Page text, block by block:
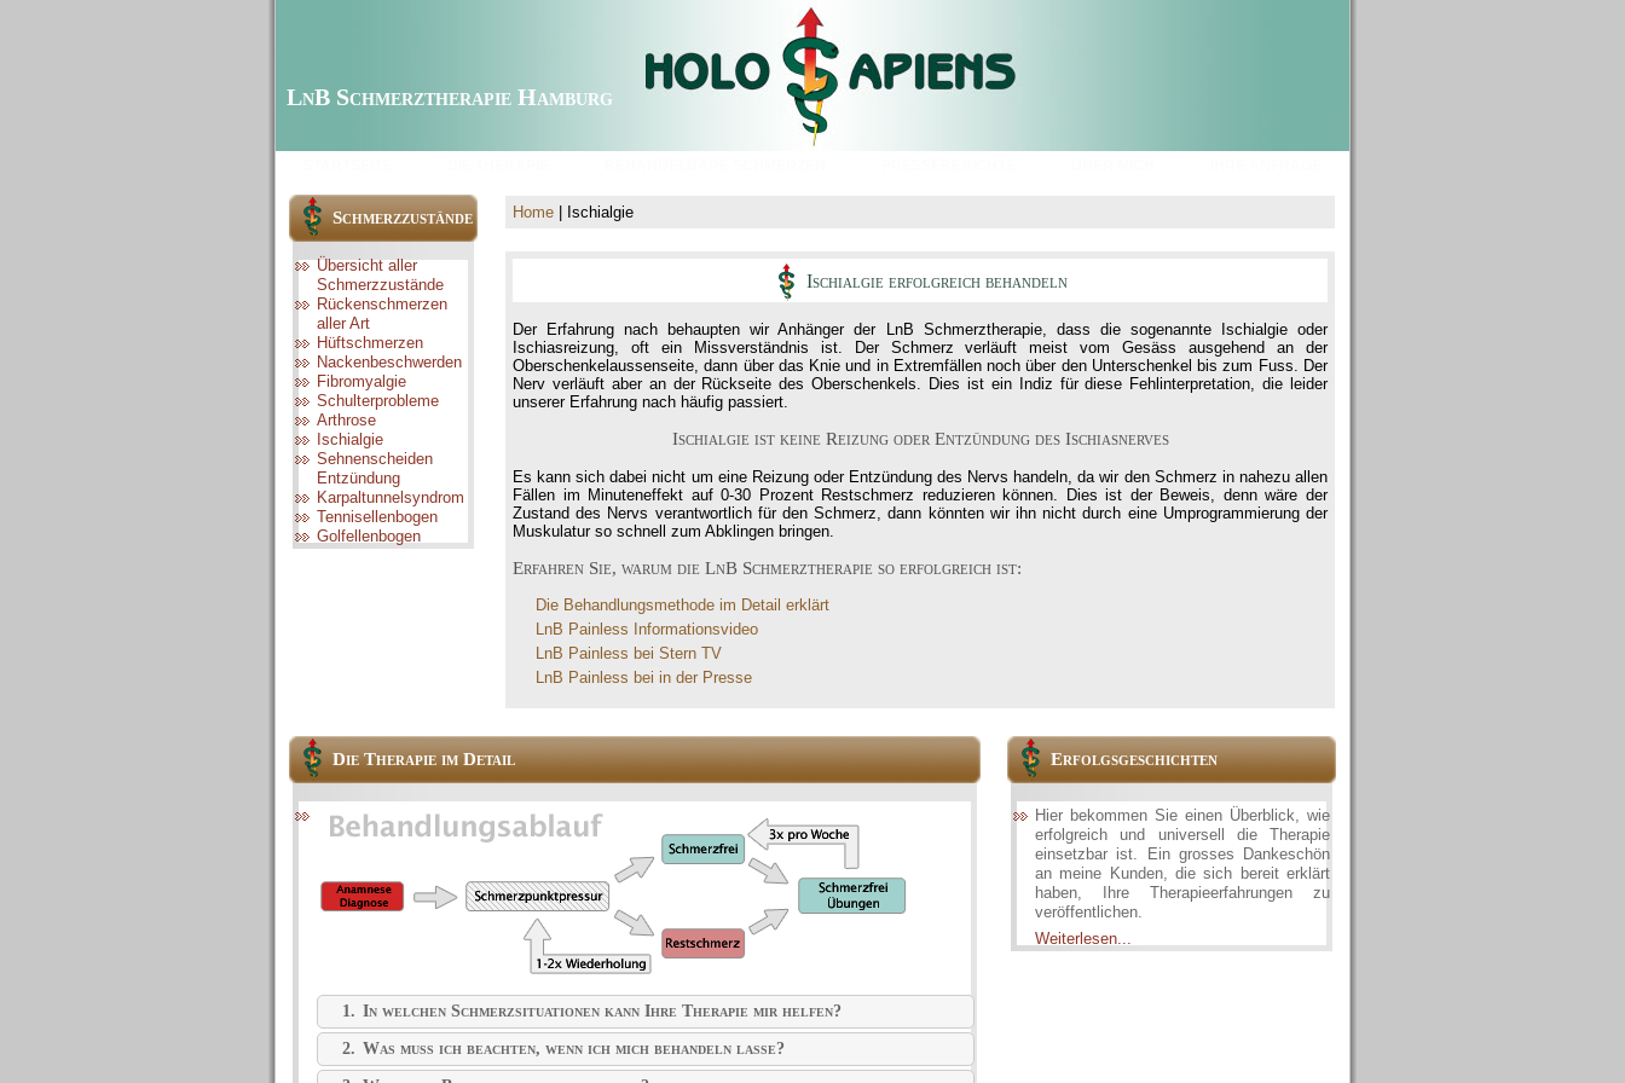
LnB Schmerztherapie Hamburg
Schmerzzustände
Übersicht aller
Schmerzzustände
Rückenschmerzen
aller Art
Hüftschmerzen
Nackenbeschwerden
Fibromyalgie
Schulterprobleme
Arthrose
Ischialgie
Sehnenscheiden
Entzündung
Karpaltunnelsyndrom
Tennisellenbogen
Golfellenbogen
Home | Ischialgie
Ischialgie erfolgreich behandeln
Der Erfahrung nach behaupten wir Anhänger der LnB Schmerztherapie, dass die sogenannte Ischialgie oder
Ischiasreizung, oft ein Missverständnis ist. Der Schmerz verläuft meist vom Gesäss ausgehend an der
Oberschenkelaussenseite, dann über das Knie und in Extremfällen noch über den Unterschenkel bis zum Fuss. Der
Nerv verläuft aber an der Rückseite des Oberschenkels. Dies ist ein Indiz für diese Fehlinterpretation, die leider
unserer Erfahrung nach häufig passiert.
Ischialgie ist keine Reizung oder Entzündung des Ischiasnerves
Es kann sich dabei nicht um eine Reizung oder Entzündung des Nervs handeln, da wir den Schmerz in nahezu allen
Fällen im Minuteneffekt auf 0-30 Prozent Restschmerz reduzieren können. Dies ist der Beweis, denn wäre der
Zustand des Nervs verantwortlich für den Schmerz, dann könnten wir ihn nicht durch eine Umprogrammierung der
Muskulatur so schnell zum Abklingen bringen.
Erfahren Sie, warum die LnB Schmerztherapie so erfolgreich ist:
Die Behandlungsmethode im Detail erklärt
LnB Painless Informationsvideo
LnB Painless bei Stern TV
LnB Painless bei in der Presse
Die Therapie im Detail
1. In welchen Schmerzsituationen kann Ihre Therapie mir helfen?
2. Was muss ich beachten, wenn ich mich behandeln lasse?
Erfolgsgeschichten
Hier bekommen Sie einen Überblick, wie
erfolgreich und universell die Therapie
einsetzbar ist. Ein grosses Dankeschön
an meine Kunden, die sich bereit erklärt
haben, Ihre Therapieerfahrungen zu
veröffentlichen.
Weiterlesen...